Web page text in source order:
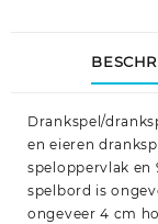
Drankspel/
en eieren
speloppervlak en
spelbord is
ongeveer 4 cm